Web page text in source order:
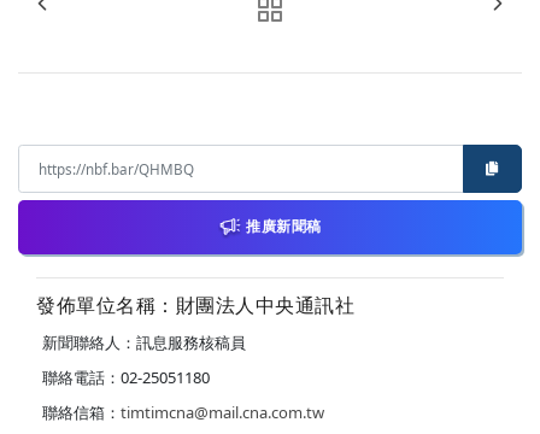
推廣新聞稿
發佈單位名稱：財團法人中央通訊社
新聞聯絡人：訊息服務核稿員
聯絡電話：02-25051180
聯絡信箱： timtimcna@mail.cna.com.tw